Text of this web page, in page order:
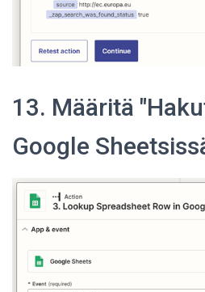
13. Määritä
Google